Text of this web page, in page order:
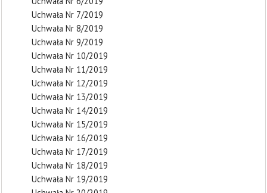
Uchwała Nr 7/2019
Uchwała Nr 8/2019
Uchwała Nr 9/2019
Uchwała Nr 10/2019
Uchwała Nr 11/2019
Uchwała Nr 12/2019
Uchwała Nr 13/2019
Uchwała Nr 14/2019
Uchwała Nr 15/2019
Uchwała Nr 16/2019
Uchwała Nr 17/2019
Uchwała Nr 18/2019
Uchwała Nr 19/2019